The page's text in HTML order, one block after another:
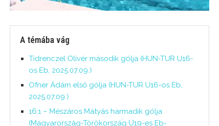
A témába vág
Tidrenczel Olivér második gólja (HUN-TUR U16-
os Eb, 2025.07.09.)
Ofner Ádám első gólja (HUN-TUR U16-os Eb,
2025.07.09.)
16:1 – Mészáros Mátyás harmadik gólja
(Magyarország-Törökország U19-es Eb-